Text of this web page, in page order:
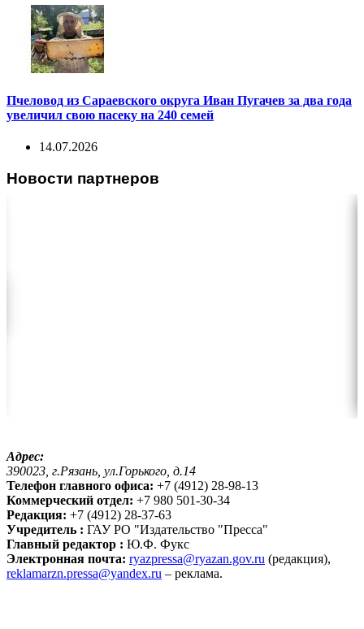
Пчеловод из Сараевского округа Иван Пугачев за два года
увеличил свою пасеку на 240 семей
14.07.2026
Новости партнеров
Адрес:
390023, г.Рязань, ул.Горького, д.14
Телефон главного офиса: +7 (4912) 28-98-13
Коммерческий отдел: +7 980 501-30-34
Редакция: +7 (4912) 28-37-63
Учредитель : ГАУ РО "Издательство "Пресса"
Главный редактор : Ю.Ф. Фукс
Электронная почта: ryazpressa@ryazan.gov.ru (редакция),
reklamarzn.pressa@yandex.ru – реклама.